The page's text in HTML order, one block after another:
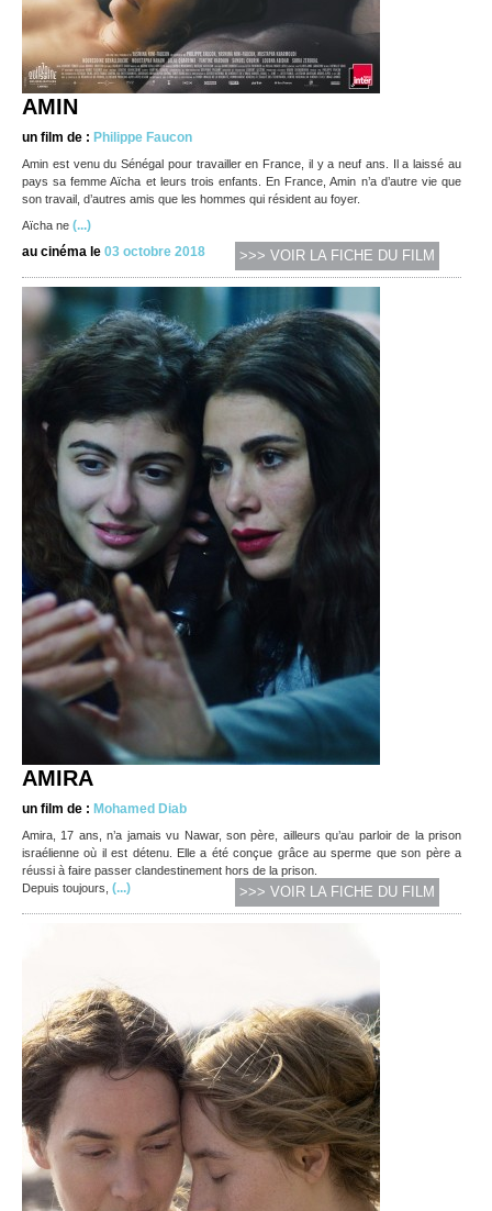
AMIN
un film de : Philippe Faucon
Amin est venu du Sénégal pour travailler en France, il y a neuf ans. Il a laissé au
pays sa femme Aïcha et leurs trois enfants. En France, Amin n’a d’autre vie que
son travail, d’autres amis que les hommes qui résident au foyer.
Aïcha ne (...)
au cinéma le 03 octobre 2018 >>> VOIR LA FICHE DU FILM
AMIRA
un film de : Mohamed Diab
Amira, 17 ans, n’a jamais vu Nawar, son père, ailleurs qu’au parloir de la prison
israélienne où il est détenu. Elle a été conçue grâce au sperme que son père a
réussi à faire passer clandestinement hors de la prison.
Depuis toujours, (...) >>> VOIR LA FICHE DU FILM